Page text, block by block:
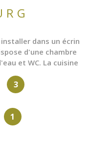
dans un écrin
d'une chambre
et WC. La cuisine
chambres et d'un
avec WC.
avez un grand
rangement des
de proximité,
3
1